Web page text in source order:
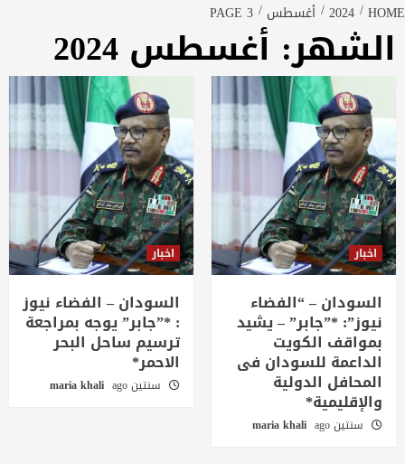
HOME
2024 أغسطس PAGE 3
الشهر: أغسطس 2024
اخبار
السودان – “الفضاء
نيوز”: *”جابر” – يشيد
بمواقف الكويت
الداعمة للسودان فى
المحافل الدولية
والإقليمية*
سنتين ago maria khali
اخبار
السودان – الفضاء نيوز
: *”جابر” يوجه بمراجعة
ترسيم ساحل البحر
الاحمر*
سنتين ago maria khali